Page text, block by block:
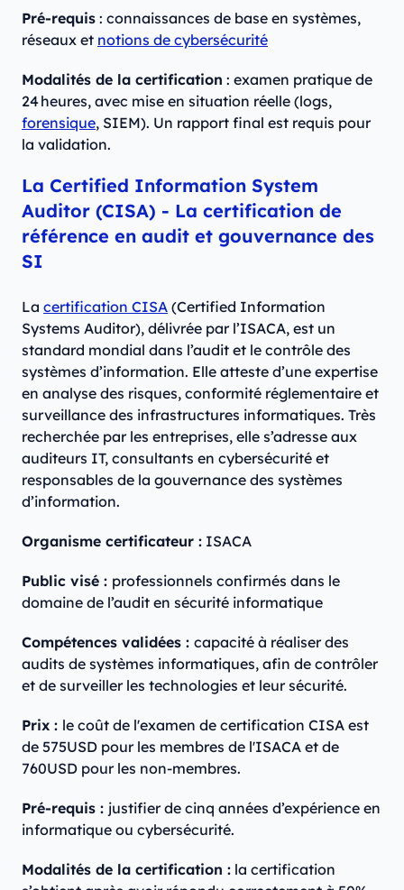
Pré-requis : connaissances de base en systèmes,
réseaux et notions de cybersécurité
Modalités de la certification : examen pratique de
24 heures, avec mise en situation réelle (logs,
forensique, SIEM). Un rapport final est requis pour
la validation.
La Certified Information System
Auditor (CISA) - La certification de
référence en audit et gouvernance des
SI
La certification CISA (Certified Information
Systems Auditor), délivrée par l’ISACA, est un
standard mondial dans l’audit et le contrôle des
systèmes d’information. Elle atteste d’une expertise
en analyse des risques, conformité réglementaire et
surveillance des infrastructures informatiques. Très
recherchée par les entreprises, elle s’adresse aux
auditeurs IT, consultants en cybersécurité et
responsables de la gouvernance des systèmes
d’information.
Organisme certificateur : ISACA
Public visé : professionnels confirmés dans le
domaine de l’audit en sécurité informatique
Compétences validées : capacité à réaliser des
audits de systèmes informatiques, afin de contrôler
et de surveiller les technologies et leur sécurité.
Prix : le coût de l'examen de certification CISA est
de 575USD pour les membres de l'ISACA et de
760USD pour les non-membres.
Pré-requis : justifier de cinq années d’expérience en
informatique ou cybersécurité.
Modalités de la certification : la certification